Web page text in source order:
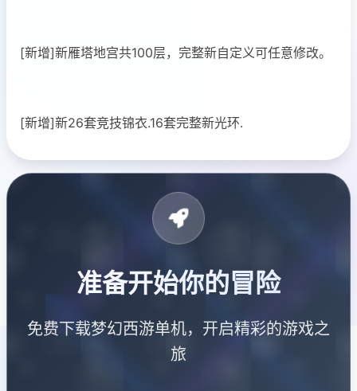
[新增]新雁塔地宫共100层，完整新自定义可任意修改。
[新增]新26套竞技锦衣.16套完整新光环.
准备开始你的冒险
免费下载梦幻西游单机，开启精彩的游戏之
旅